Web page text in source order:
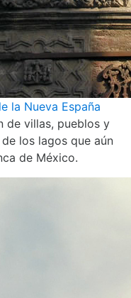
la Nueva España
de villas, pueblos y
los lagos que aún
de México.